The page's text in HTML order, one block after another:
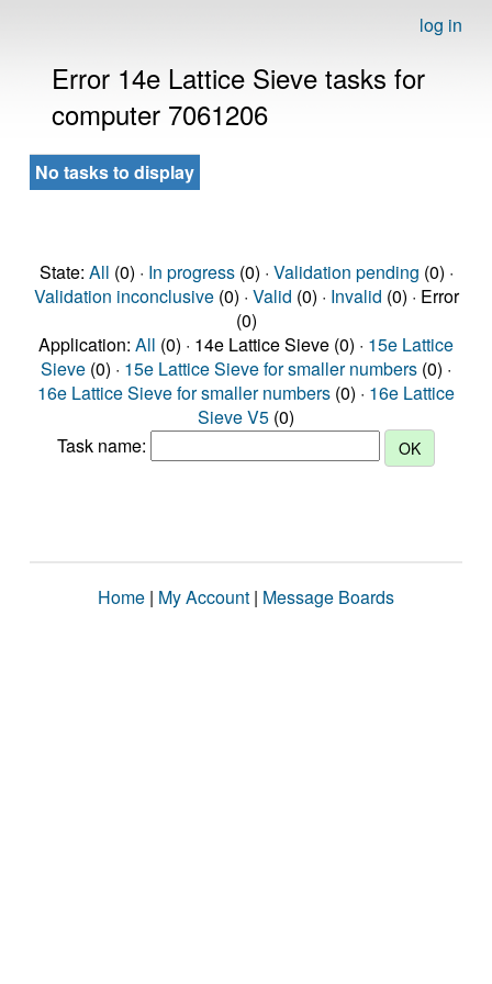
log in
Error 14e Lattice Sieve tasks for
computer 7061206
No tasks to display
State: All (0) · In progress(0) · Validation pending (0) ·
Validation inconclusive(0) · Valid (0) · Invalid (0) · Error
(0)
Application: All (0) · 14e Lattice Sieve (0) · 15e Lattice
Sieve (0) · 15e Lattice Sieve for smaller numbers (0) ·
16e Lattice Sieve for smaller numbers (0) · 16e Lattice
Sieve V5 (0)
Task name:
Home | My Account | Message Boards